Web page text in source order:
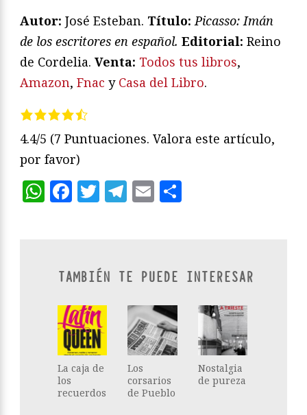
Autor: José Esteban. Título:Picasso: Imán
de los escritores en español. Editorial: Reino
de Cordelia. Venta: Todos tus libros,
Amazon, Fnac y Casa del Libro.
4.4/5 (7 Puntuaciones. Valora este artículo,
por favor)
WhatsApp
Facebook
Twitter
Telegram
Email
TAMBIÉN TE PUEDE INTERESAR
La caja de
los
recuerdos
Los
corsarios
de Pueblo
Nostalgia
de pureza